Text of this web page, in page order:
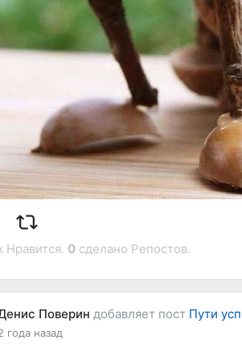
Нравится. 0 сделано Репостов.
Поверин добавляет пост Пути
года назад